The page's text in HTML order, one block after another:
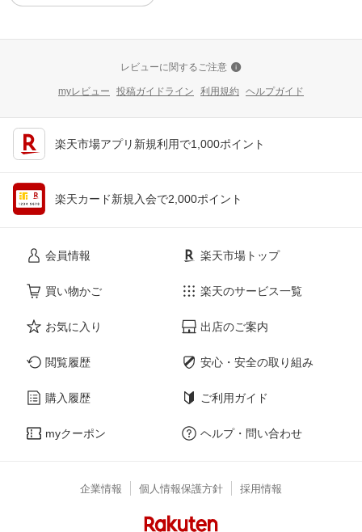
レビューに関するご注意
myレビュー 投稿ガイドライン 利用規約 ヘルプガイド
楽天市場アプリ新規利用で1,000ポイント
楽天カード新規入会で2,000ポイント
会員情報
買い物かご
お気に入り
閲覧履歴
購入履歴
myクーポン
楽天市場トップ
楽天のサービス一覧
出店のご案内
安心・安全の取り組み
ご利用ガイド
ヘルプ・問い合わせ
企業情報 個人情報保護方針 採用情報